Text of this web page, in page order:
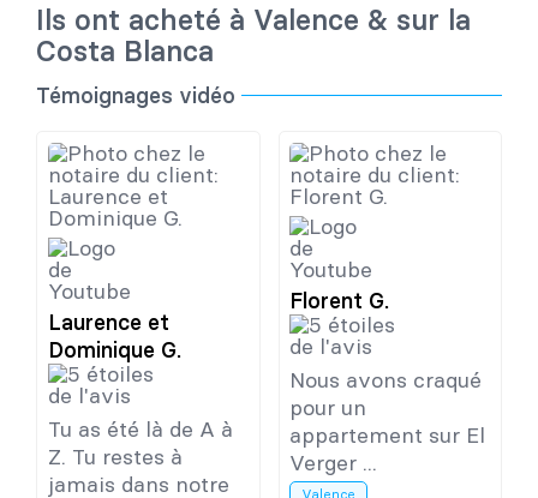
Ils ont acheté à Valence & sur la
Costa Blanca
Témoignages vidéo
Laurence et
Dominique G.
Tu as été là de A à
Z. Tu restes à
jamais dans notre
Florent G.
Nous avons craqué
pour un
appartement sur El
Verger ...
Valence